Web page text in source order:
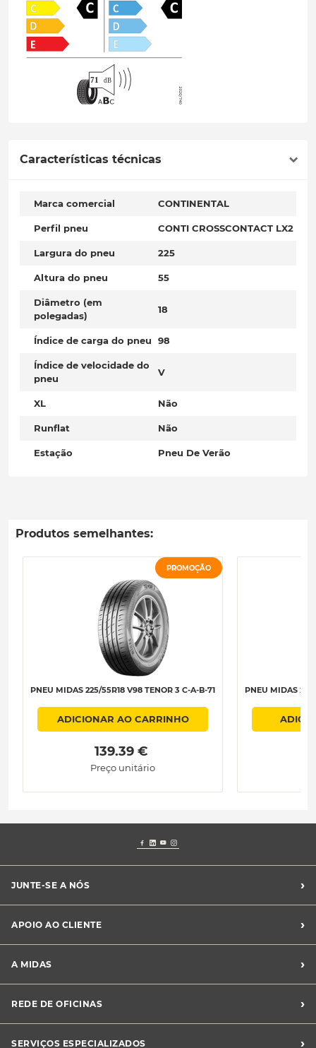
Características técnicas
Marca comercial CONTINENTAL
Perfil pneu CONTI CROSSCONTACT LX2
Largura do pneu 225
Altura do pneu 55
Diâmetro (em
polegadas)
18
Índice de carga do pneu 98
Índice de velocidade do
pneu
V
XL Não
Runflat Não
Estação Pneu De Verão
Produtos semelhantes:
PROMOÇÃO
PNEU MIDAS 225/55R18 V98 TENOR 3 C-A-B-71
ADICIONAR AO CARRINHO
139.39 €
Preço unitário
PNEU MIDAS
JUNTE-SE A NÓS ›
Franchising Midas
APOIO AO CLIENTE ›
Livro de Reclamações
Canal de Denúncias
Perguntas Frequentes
A MIDAS ›
Sustentabilidade
Notícias Midas
REDE DE OFICINAS ›
SERVIÇOS ESPECIALIZADOS
›